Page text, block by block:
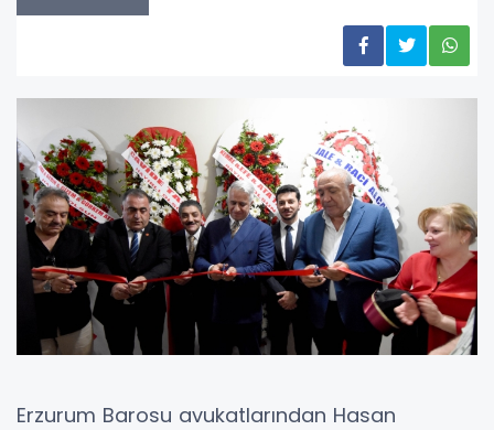
Erzurum Barosu avukatlarından Hasan